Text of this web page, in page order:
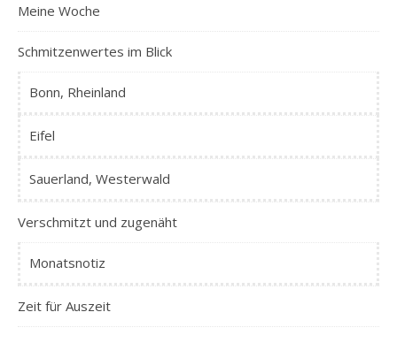
Meine Woche
Schmitzenwertes im Blick
Bonn, Rheinland
Eifel
Sauerland, Westerwald
Verschmitzt und zugenäht
Monatsnotiz
Zeit für Auszeit